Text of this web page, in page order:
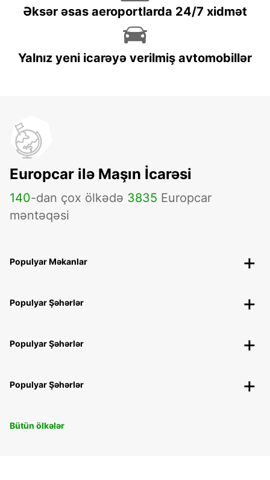
Əksər əsas aeroportlarda 24/7 xidmət
Yalnız yeni icarəyə verilmiş avtomobillər
Europcar ilə Maşın İcarəsi
140-dan çox ölkədə 3835 Europcar
məntəqəsi
Populyar Məkanlar
Populyar Şəhərlər
Populyar Şəhərlər
Populyar Şəhərlər
Bütün ölkələr